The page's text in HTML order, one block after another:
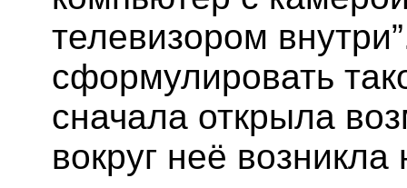
телевизором
сформулировать
сначала открыла
вокруг неё